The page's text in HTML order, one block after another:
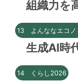
組織力を
13 よんななエコ
生成AI時
14 くらし2026